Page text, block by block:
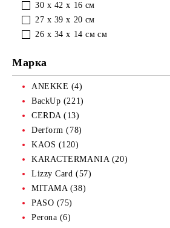
30 х 42 х 16 см
27 х 39 х 20 см
26 х 34 х 14 см см
Марка
ANEKKE (4)
BackUp (221)
CERDA (13)
Derform (78)
KAOS (120)
KARACTERMANIA (20)
Lizzy Card (57)
MITAMA (38)
PASO (75)
Perona (6)